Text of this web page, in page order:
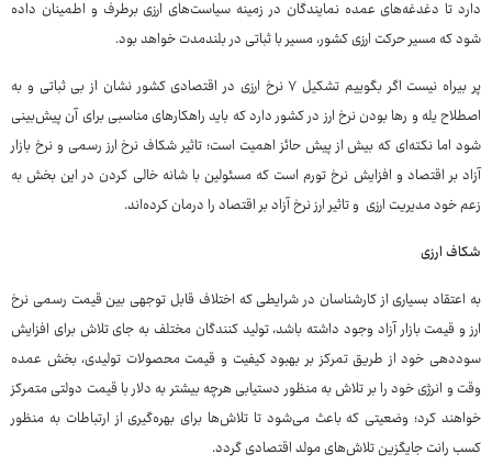
دارد تا دغدغه‌های عمده نمایندگان در زمینه سیاست‌های ارزی برطرف و اطمینان داده
شود که مسیر حرکت ارزی کشور، مسیر با ثباتی در بلندمدت خواهد بود.
پر بیراه نیست اگر بگوییم تشکیل ۷ نرخ ارزی در اقتصادی کشور نشان از بی ثباتی و به
اصطلاح یله و رها بودن نرخ ارز در کشور دارد که باید راهکارهای مناسبی برای آن پیش‌بینی
شود اما نکته‌ای که بیش از پیش حائز اهمیت است؛ تاثیر شکاف نرخ ارز رسمی و نرخ بازار
آزاد بر اقتصاد و افزایش نرخ تورم است که مسئولین با شانه خالی کردن در این بخش به
زعم خود مدیریت ارزی و تاثیر ارز نرخ آزاد بر اقتصاد را درمان کرده‌اند.
شکاف ارزی
به اعتقاد بسیاری از کارشناسان در شرایطی که اختلاف قابل توجهی بین قیمت رسمی نرخ
ارز و قیمت بازار آزاد وجود داشته باشد، تولید کنندگان مختلف به جای تلاش برای افزایش
سوددهی خود از طریق تمرکز بر بهبود کیفیت و قیمت محصولات تولیدی، بخش عمده
وقت و انرژی خود را بر تلاش به منظور دستیابی هرچه بیشتر به دلار با قیمت دولتی متمرکز
خواهند کرد؛ وضعیتی که باعث می‌شود تا تلاش‌ها برای بهره‌گیری از ارتباطات به منظور
کسب رانت جایگزین تلاش‌های مولد اقتصادی گردد.